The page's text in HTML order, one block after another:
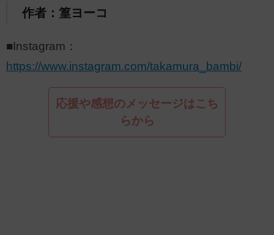
作者：篁ヨーコ
■Instagram：
https://www.instagram.com/takamura_bambi/
応援や感想のメッセージはこち
らから